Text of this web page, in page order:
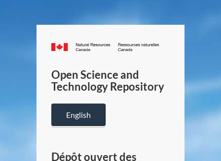
Canada.ca
/
Canada
Open Science and
Technology Repository
English
Dépôt ouvert des